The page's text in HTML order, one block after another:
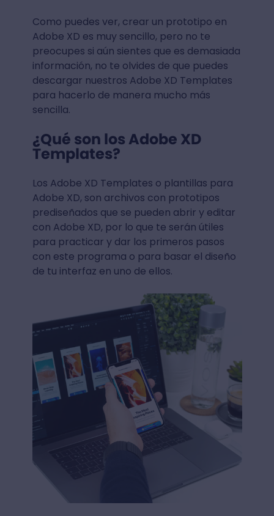
Como puedes ver, crear un prototipo en
Adobe XD es muy sencillo, pero no te
preocupes si aún sientes que es demasiada
información, no te olvides de que puedes
descargar nuestros Adobe XD Templates
para hacerlo de manera mucho más
sencilla.
¿Qué son los Adobe XD
Templates?
Los Adobe XD Templates o plantillas para
Adobe XD, son archivos con prototipos
prediseñados que se pueden abrir y editar
con Adobe XD, por lo que te serán útiles
para practicar y dar los primeros pasos
con este programa o para basar el diseño
de tu interfaz en uno de ellos.